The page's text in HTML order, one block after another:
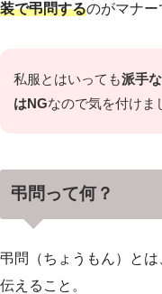
装で弔問するのがマナー
私服とはいっても派手
はNGなので気を付けま
弔問って何？
弔問（ちょうもん）と
伝えること。